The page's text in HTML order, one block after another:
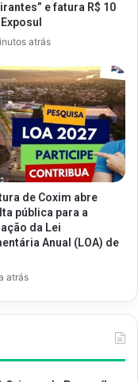
e fatura R$ 10
atrás
de Coxim abre
pública para a
da Lei
Anual (LOA) de
atrás